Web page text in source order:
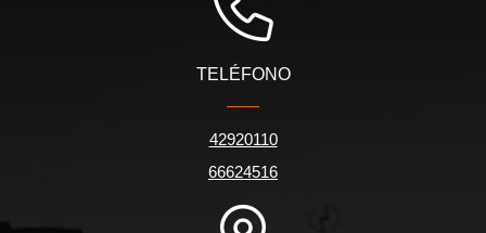
TELÉFONO
42920110
66624516